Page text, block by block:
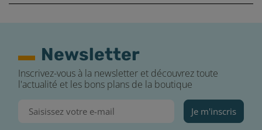
Newsletter
Inscrivez-vous à la newsletter et découvrez toute
l'actualité et les bons plans de la boutique
Je m'inscris